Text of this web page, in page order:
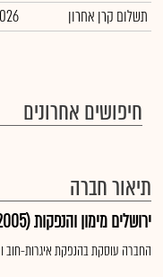
תשלום קרן אחרון
חיפושים אחרונים
תיאור חברה
ירושלים מימון והנפקות (2005) בע"מ
החברה עוסקת בהנפקת איגרות-חוב